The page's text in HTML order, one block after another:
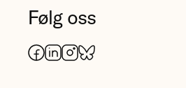
Følg oss
Facebook
LinkedIn
Instagram
Bluesky